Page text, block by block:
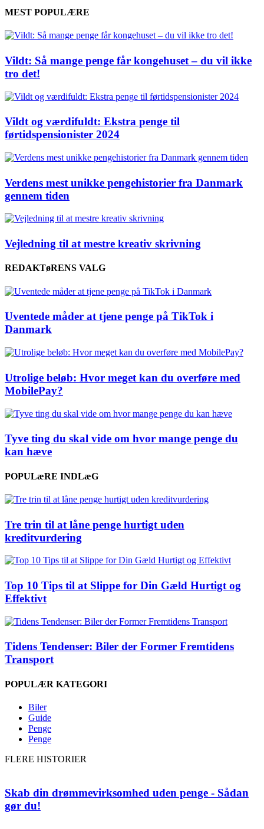
MEST POPULÆRE
Vildt: Så mange penge får kongehuset – du vil ikke
tro det!
Vildt og værdifuldt: Ekstra penge til
førtidspensionister 2024
Verdens mest unikke pengehistorier fra Danmark
gennem tiden
Vejledning til at mestre kreativ skrivning
REDAKTøRENS VALG
Uventede måder at tjene penge på TikTok i
Danmark
Utrolige beløb: Hvor meget kan du overføre med
MobilePay?
Tyve ting du skal vide om hvor mange penge du
kan hæve
POPULæRE INDLæG
Tre trin til at låne penge hurtigt uden
kreditvurdering
Top 10 Tips til at Slippe for Din Gæld Hurtigt og
Effektivt
Tidens Tendenser: Biler der Former Fremtidens
Transport
POPULÆR KATEGORI
Biler
Guide
Penge
Penge
FLERE HISTORIER
Skab din drømmevirksomhed uden penge - Sådan
gør du!